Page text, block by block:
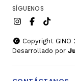
SÍGUENOS
Copyright
Desarrollado por